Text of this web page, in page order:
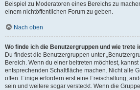
Beispiel zu Moderatoren eines Bereichs zu
einem nichtöffentlichen Forum zu geben.
Nach oben
Wo finde ich die Benutzergruppen und wie trete
Du findest die Benutzergruppen unter
Bereich. Wenn du einer beitreten möchtest,
entsprechenden Schaltfläche machen. Nicht alle
offen. Einige erfordern erst eine Freischaltung,
sein und weitere sogar versteckt. Wenn die